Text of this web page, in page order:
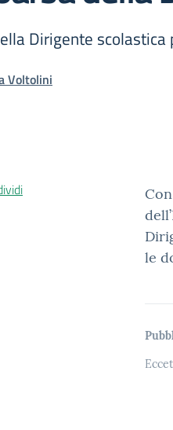
Dirigente
Voltolini
le